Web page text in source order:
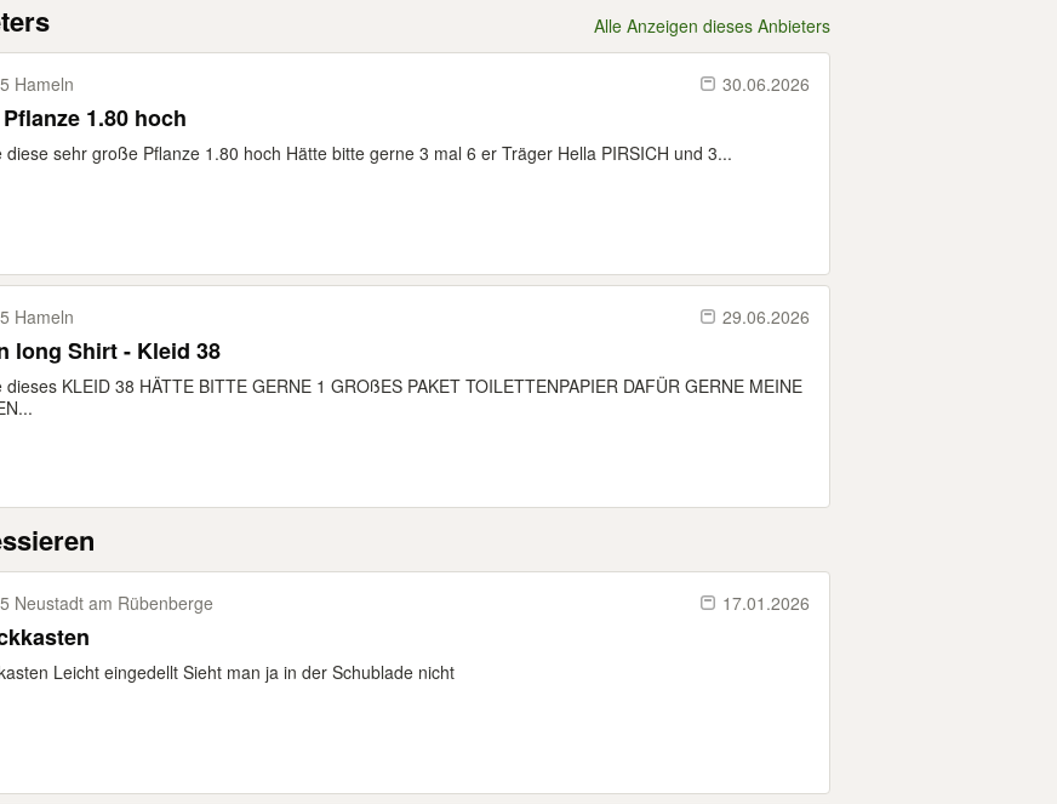
Alle Anzeigen dieses Anbieters
Hameln 30.06.2026
große Pflanze 1.80 hoch
diese sehr große Pflanze 1.80 hoch Hätte bitte gerne 3 mal 6 er Träger Hella PIRSICH und 3...
Hameln 29.06.2026
Damen long Shirt - Kleid 38
dieses KLEID 38 HÄTTE BITTE GERNE 1 GROßES PAKET TOILETTENPAPIER DAFÜR GERNE MEINE
Neustadt am Rübenberge 17.01.2026
Leicht eingedellt Sieht man ja in der Schublade nicht